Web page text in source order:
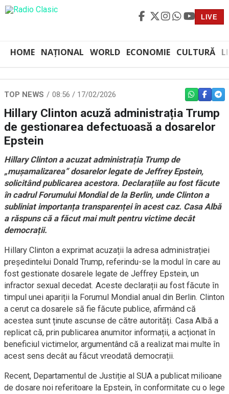
LIVE
HOME NAȚIONAL WORLD ECONOMIE CULTURĂ
TOP NEWS 08:56 / 17/02/2026 WHATSAPP
Hillary Clinton acuză administrația Trump
de gestionarea defectuoasă a dosarelor
Epstein
Hillary Clinton a acuzat administrația Trump de
„muşamalizarea” dosarelor legate de Jeffrey Epstein,
solicitând publicarea acestora. Declarațiile au fost făcute
în cadrul Forumului Mondial de la Berlin, unde Clinton a
subliniat importanța transparenței în acest caz. Casa Albă
a răspuns că a făcut mai mult pentru victime decât
democrații.
Hillary Clinton a exprimat acuzații la adresa administrației
președintelui Donald Trump, referindu-se la modul în care au
fost gestionate dosarele legate de Jeffrey Epstein, un
infractor sexual decedat. Aceste declarații au fost făcute în
timpul unei apariții la Forumul Mondial anual din Berlin. Clinton
a cerut ca dosarele să fie făcute publice, afirmând că
acestea sunt ținute ascunse de către autorități. Casa Albă a
replicat că, prin publicarea anumitor informații, a acționat în
beneficiul victimelor, argumentând că a realizat mai multe în
acest sens decât au făcut vreodată democrații.
Recent, Departamentul de Justiție al SUA a publicat milioane
de dosare noi referitoare la Epstein, în conformitate cu o lege